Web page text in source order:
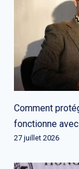
Comment
fonctionne
27 juillet 2026